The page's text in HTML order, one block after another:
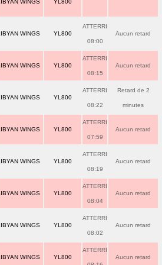
LIBYAN WINGS YL800
WINGS YL800
ATTERRI
08:00
Aucun retard
WINGS YL800
ATTERRI
08:15
Aucun retard
WINGS YL800
ATTERRI
08:22
Retard de 2
minutes
WINGS YL800
ATTERRI
07:59
Aucun retard
WINGS YL800
ATTERRI
08:19
Aucun retard
WINGS YL800
ATTERRI
08:04
Aucun retard
WINGS YL800
ATTERRI
08:02
Aucun retard
WINGS YL800
ATTERRI
Aucun retard